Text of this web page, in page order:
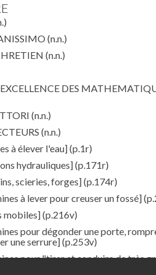
(n.n.)
(n.n.)
DES
(n.n.)
(n.n.)
à élever l'eau](p.1r)
hydrauliques](p.171r)
scieries, forges](p.174r)
à lever pour creuser un fossé]
mobiles](p.216v)
pour dégonder une porte,
une serrure](p.253v)
pour "tirer et conduire de très